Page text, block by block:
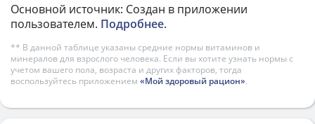
Основной источник: Создан в приложении
пользователем. Подробнее.
** В данной таблице указаны средние нормы витаминов и
минералов для взрослого человека. Если вы хотите узнать нормы с
учетом вашего пола, возраста и других факторов, тогда
воспользуйтесь приложением «Мой здоровый рацион».